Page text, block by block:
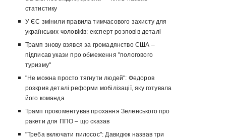
статистику
У ЄС змінили правила тимчасового захисту для
українських чоловіків: експерт розповів деталі
Трамп знову взявся за громадянство США –
підписав укази про обмеження "пологового
туризму"
"Не можна просто тягнути людей": Федоров
розкрив деталі реформи мобілізації, яку готувала
його команда
Трамп прокоментував прохання Зеленського про
ракети для ППО – що сказав
"Треба включати пилосос": Давидюк назвав три